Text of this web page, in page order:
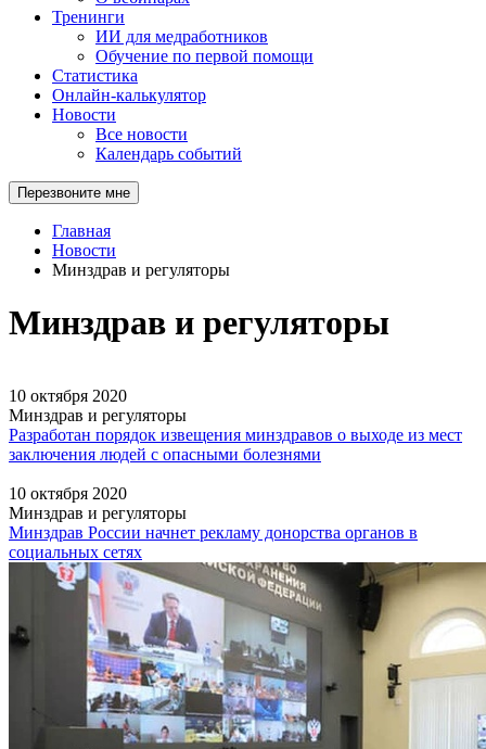
Тренинги
ИИ для медработников
Обучение по первой помощи
Статистика
Онлайн-калькулятор
Новости
Все новости
Календарь событий
Перезвоните мне
Главная
Новости
Минздрав и регуляторы
Минздрав и регуляторы
10 октября 2020
Минздрав и регуляторы
Разработан порядок извещения минздравов о выходе из мест
заключения людей с опасными болезнями
10 октября 2020
Минздрав и регуляторы
Минздрав России начнет рекламу донорства органов в
социальных сетях